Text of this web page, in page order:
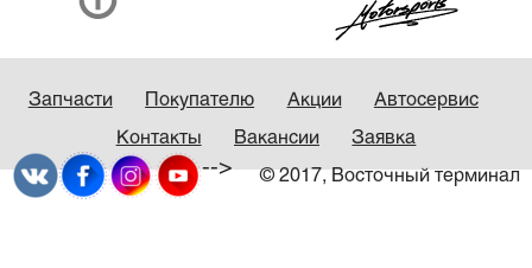
Запчасти Покупателю Акции Автосервис
Контакты Вакансии Заявка
© 2017, Восточный терминал
-->